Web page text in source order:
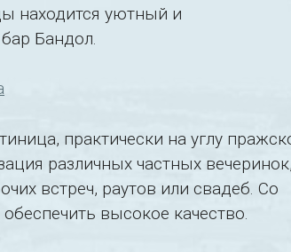
находится уютный и
Бандол.
практически на углу
различных частных вечеринок,
встреч, раутов или свадеб. Со
высокое качество.